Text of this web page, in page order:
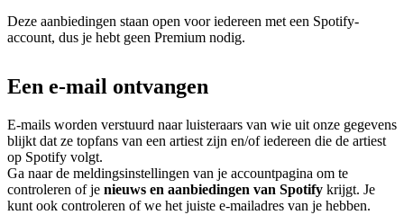
Deze aanbiedingen staan open voor iedereen met een Spotify-
account, dus je hebt geen Premium nodig.
Een e-mail ontvangen
E-mails worden verstuurd naar luisteraars van wie uit onze gegevens
blijkt dat ze topfans van een artiest zijn en/of iedereen die de artiest
op Spotify volgt.
Ga naar de meldingsinstellingen van je accountpagina om te
controleren of je nieuws en aanbiedingen van Spotify krijgt. Je
kunt ook controleren of we het juiste e-mailadres van je hebben.